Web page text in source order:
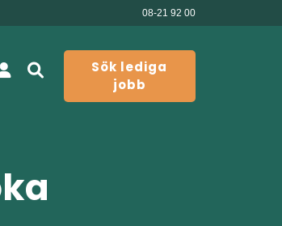
08-21 92 00
Sök lediga
jobb